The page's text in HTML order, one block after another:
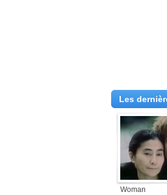
Les
Woman